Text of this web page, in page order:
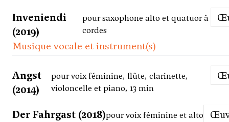
Inveniendi
(2019)
pour saxophone alto et quatuor à
cordes
Musique vocale et instrument(s)
Angst
(2014)
pour voix féminine, flûte, clarinette,
violoncelle et piano, 13 min
Der Fahrgast (2018)pour voix féminine et alto